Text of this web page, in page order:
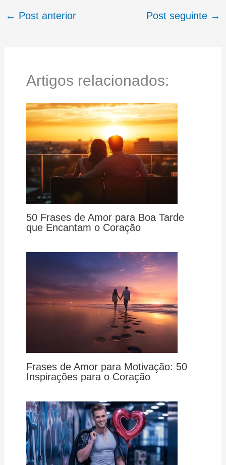
← Post anterior Post seguinte →
Artigos relacionados:
50 Frases de Amor para Boa Tarde
que Encantam o Coração
Frases de Amor para Motivação: 50
Inspirações para o Coração